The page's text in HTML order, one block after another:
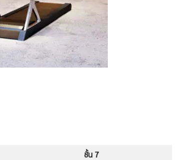
ชั้น 7